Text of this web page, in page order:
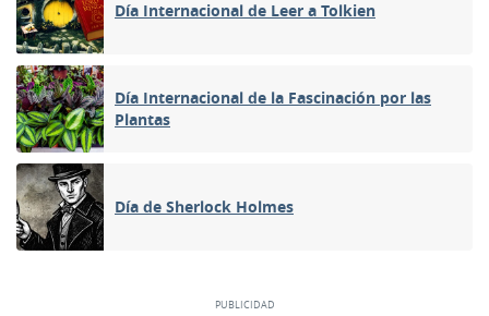
Día Internacional de Leer a Tolkien
Día Internacional de la Fascinación por las
Plantas
Día de Sherlock Holmes